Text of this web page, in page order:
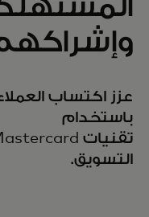
عزز اكتساب
باستخدام
التسويق.